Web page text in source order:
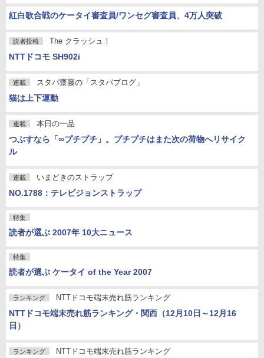
紅白歌合戦のケータイ審査員/ワンセグ審査員、4万人突破
読者投稿 The クラッシュ！
NTTドコモ SH902i
連載 スタパ齋藤の「スタパブログ」
猫は上下運動
連載 本日の一品
つぶすなら「∞プチプチ」。プチプチはまた次の荷物へリサイク
ル
連載 いまどきのストラップ
NO.1788：テレビジョンストラップ
特集
読者が選ぶ 2007年 10大ニュース
特集
読者が選ぶ ケータイ of the Year 2007
ランキング NTTドコモ端末売れ筋ランキング
NTTドコモ端末売れ筋ランキング・関西（12月10日～12月16
日）
ランキング NTTドコモ端末売れ筋ランキング